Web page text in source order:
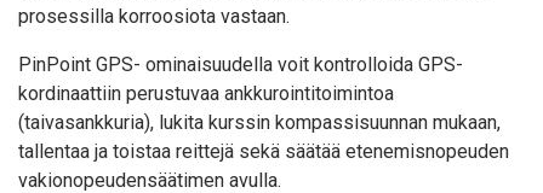
prosessilla korroosiota vastaan.
PinPoint GPS- ominaisuudella voit kontrolloida GPS-
kordinaattiin perustuvaa ankkurointitoimintoa
(taivasankkuria), lukita kurssin kompassisuunnan mukaan,
tallentaa ja toistaa reittejä sekä säätää etenemisnopeuden
vakionopeudensäätimen avulla.